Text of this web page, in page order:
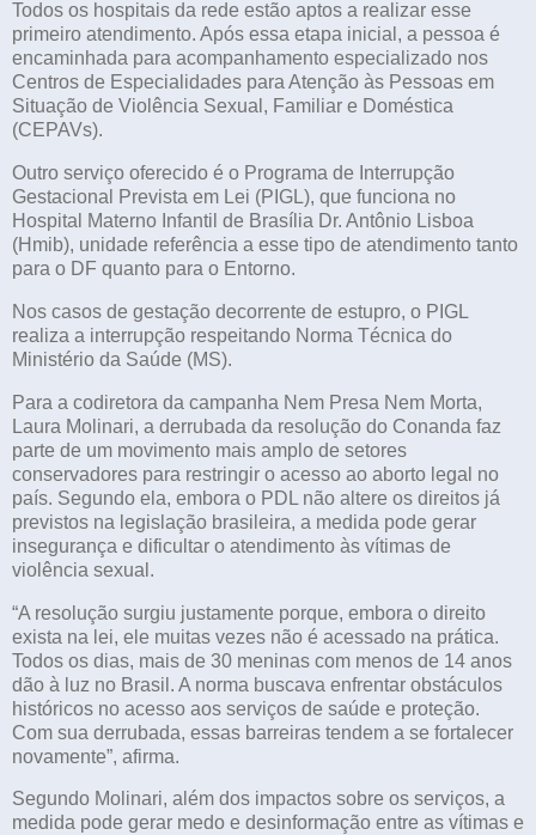
Todos os hospitais da rede estão aptos a realizar esse
primeiro atendimento. Após essa etapa inicial, a pessoa é
encaminhada para acompanhamento especializado nos
Centros de Especialidades para Atenção às Pessoas em
Situação de Violência Sexual, Familiar e Doméstica
(CEPAVs).
Outro serviço oferecido é o Programa de Interrupção
Gestacional Prevista em Lei (PIGL), que funciona no
Hospital Materno Infantil de Brasília Dr. Antônio Lisboa
(Hmib), unidade referência a esse tipo de atendimento tanto
para o DF quanto para o Entorno.
Nos casos de gestação decorrente de estupro, o PIGL
realiza a interrupção respeitando Norma Técnica do
Ministério da Saúde (MS).
Para a codiretora da campanha Nem Presa Nem Morta,
Laura Molinari, a derrubada da resolução do Conanda faz
parte de um movimento mais amplo de setores
conservadores para restringir o acesso ao aborto legal no
país. Segundo ela, embora o PDL não altere os direitos já
previstos na legislação brasileira, a medida pode gerar
insegurança e dificultar o atendimento às vítimas de
violência sexual.
“A resolução surgiu justamente porque, embora o direito
exista na lei, ele muitas vezes não é acessado na prática.
Todos os dias, mais de 30 meninas com menos de 14 anos
dão à luz no Brasil. A norma buscava enfrentar obstáculos
históricos no acesso aos serviços de saúde e proteção.
Com sua derrubada, essas barreiras tendem a se fortalecer
novamente”, afirma.
Segundo Molinari, além dos impactos sobre os serviços, a
medida pode gerar medo e desinformação entre as vítimas e